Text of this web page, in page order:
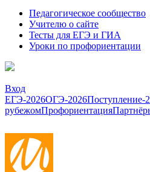
Педагогическое сообщество
Учителю о сайте
Тесты для ЕГЭ и ГИА
Уроки по профориентации
Вход
ЕГЭ-2026ОГЭ-2026Поступление-
рубежомПрофориентация